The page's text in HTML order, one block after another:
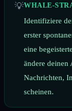
💡WHALE-
Identifiziere
erster
eine
ändere deinen
Nachrichten,
scheinen.